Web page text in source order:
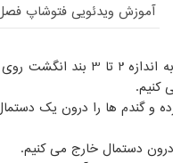
آموزش ویدئویی فتوشاپ
12 روز مانده به عید، یک لیوان گندم درون
و گندم ها را درون یک
دستمال خارج می کنیم.